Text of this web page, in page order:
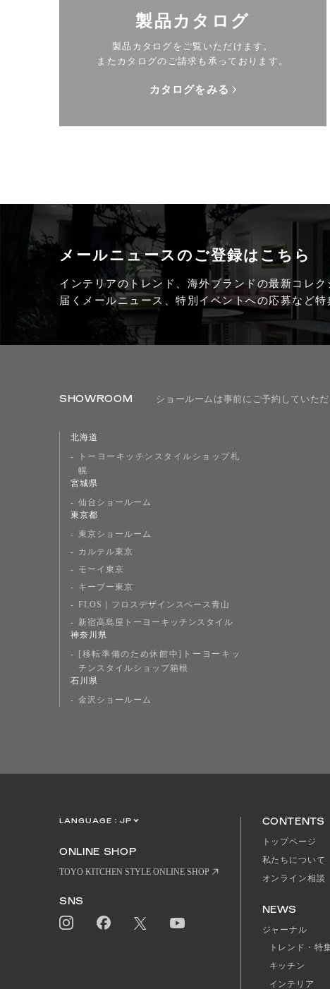
製品カタログ
製品カタログをご覧いただけます。
またカタログのご請求も承っております。
カタログをみる
メールニュースの ご登録はこちら
インテリアのトレンド、海外ブランドの最新コレ
届くメールニュース、特別イベントへの応募など特
SHOWROOM ショールームは事前にご予約していた
北海道
トーヨーキッチンスタイルショップ札
幌
宮城県
仙台ショールーム
東京都
東京ショールーム
カルテル東京
モーイ東京
キーブー東京
FLOS｜フロスデザインスペース青山
新宿高島屋トーヨーキッチンスタイル
神奈川県
[移転準備のため休館中]トーヨーキッ
チンスタイルショップ箱根
石川県
金沢ショールーム
LANGUAGE : JP
ONLINE SHOP
TOYO KITCHEN STYLE ONLINE SHOP
SNS
CONTENTS
トップページ
私たちについて
オンライン相談
NEWS
ジャーナル
トレンド・特
キッチン
インテリア